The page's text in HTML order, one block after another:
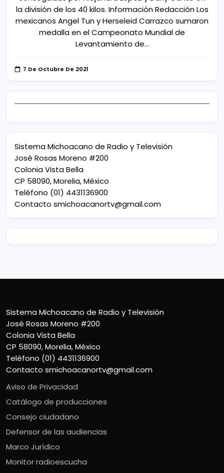
la división de los 40 kilos. Información Redacción Los
mexicanos Angel Tun y Herseleid Carrazco sumaron
medalla en el Campeonato Mundial de
Levantamiento de…
7 De Octubre De 2021
Sistema Michoacano de Radio y Televisión
José Rosas Moreno #200
Colonia Vista Bella
CP 58090, Morelia, México
Teléfono (01) 4431136900
Contacto smichoacanortv@gmail.com
Sistema Michoacano de Radio y Televisión
José Rosas Moreno #200
Colonia Vista Bella
CP 58090, Morelia, México
Teléfono (01) 4431136900
Contacto smichoacanortv@gmail.com
Aviso de Privacidad
Catálogo de producciones
Consejo ciudadano
Defensor de las audiencias
Marco Jurídico
Monitor radioescucha